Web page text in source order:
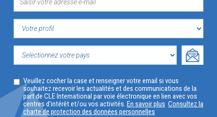
VOTRE
PROFIL
VOTRE
PAYS
Veuillez cocher la case et renseigner votre email si vous
souhaitez recevoir les actualités et des communications de la
part de CLE International par voie électronique en lien avec vos
centres d'intérêt et/ou vos activités. En savoir plus Consultez la
charte de protection des données personnelles